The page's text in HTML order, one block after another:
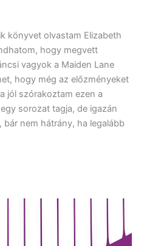
könyvet olvastam Elizabeth
hogy megvett
vagyok a Maiden Lane
hogy még az előzményeket
jól szórakoztam ezen a
sorozat tagja, de igazán
bár nem hátrány, ha legalább